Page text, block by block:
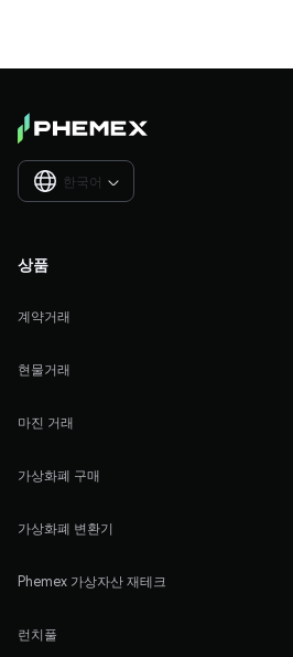
한국어 
상품
계약거래
현물거래
마진 거래
가상화폐 구매
가상화폐 변환기
Phemex 가상자산 재테크
런치풀